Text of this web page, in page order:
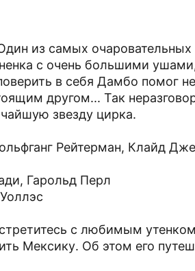
из самых
с очень большими
в себя Дамбо помог
другом... Так
звезду цирка.
Рейтерман, Клайд
Гарольд Перл
с любимым
Мексику. Об этом его